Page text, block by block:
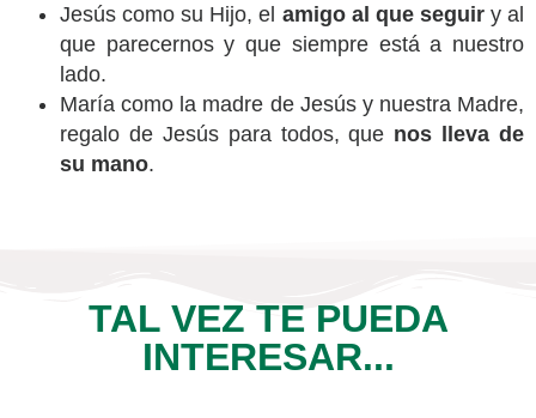
Jesús como su Hijo, el amigo al que seguiry al
que parecernos y que siempre está a nuestro
lado.
María como la madre de Jesús y nuestra Madre,
regalo de Jesús para todos, que nos lleva de
su mano.
TAL VEZ TE PUEDA
INTERESAR...